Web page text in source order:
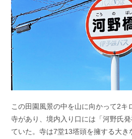
この田園風景の中を山に向かって2キ
寺があり、境内入り口には「河野氏
ていた。寺は7堂13塔頭を擁する大き